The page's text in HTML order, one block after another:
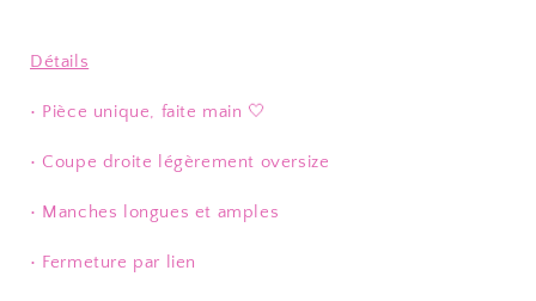
Détails
• Pièce unique, faite main 🤍
• Coupe droite légèrement oversize
• Manches longues et amples
• Fermeture par lien